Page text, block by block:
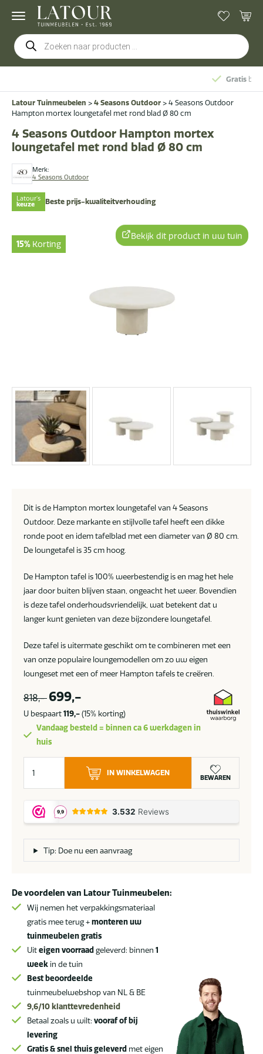
Producten
zoeken
Latour Tuinmeubelen > 4 Seasons Outdoor > 4 Seasons Outdoor
Hampton mortex loungetafel met rond blad Ø 80 cm
Merk:
4 Seasons Outdoor
4 Seasons Outdoor Hampton mortex
loungetafel met rond blad Ø 80 cm
Latour's
keuze Beste prijs-kwaliteitverhouding
15% Korting
Bekijk dit product in uw tuin
Dit is de Hampton mortex loungetafel van 4 Seasons
Outdoor. Deze markante en stijlvolle tafel heeft een dikke
ronde poot en idem tafelblad met een diameter van Ø 80 cm.
De loungetafel is 35 cm hoog.
De Hampton tafel is 100% weerbestendig is en mag het hele
jaar door buiten blijven staan, ongeacht het weer. Bovendien
is deze tafel onderhoudsvriendelijk, wat betekent dat u
langer kunt genieten van deze bijzondere loungetafel.
Deze tafel is uitermate geschikt om te combineren met een
van onze populaire loungemodellen om zo uw eigen
loungeset met een of meer Hampton tafels te creëren.
818,- 699,-
U bespaart119,-(15% korting)
Vandaag besteld = binnen ca 6 werkdagen in
huis
Seasons
Outdoor
Hampton
mortex
met
rond
Ø
80
cm
aantal
IN WINKELWAGEN
BEWAREN
Tip: Doe nu een aanvraag
De voordelen van Latour Tuinmeubelen:
Wij nemen het verpakkingsmateriaal
gratis mee terug +monteren uw
tuinmeubelen gratis
Uiteigen voorraad geleverd: binnen 1
week in de tuin
Best beoordeelde
tuinmeubelwebshop van NL & BE
9,6/10 klanttevredenheid
Betaal zoals u wilt: vooraf of bij
levering
Gratis & snel thuis geleverd met eigen